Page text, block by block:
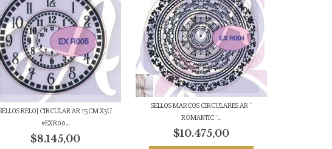
RELOJ CIRCULAR AR 15CM X3U
#EXR00...
$8.145,00
SELLOS MARCOS CIRCULARES AR ¨
ROMANTIC ¨...
$10.475,00